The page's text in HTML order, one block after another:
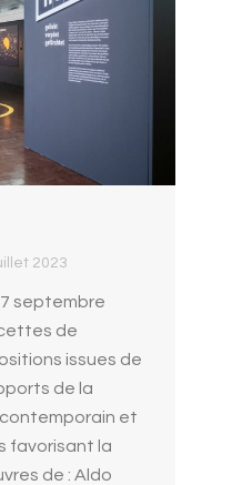
2023
septembre
de
issues de
de la
et
favorisant la
de : Aldo